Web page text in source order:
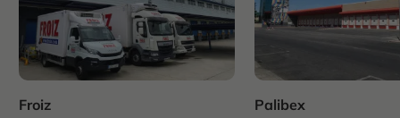
Froiz Palibex
Froiz